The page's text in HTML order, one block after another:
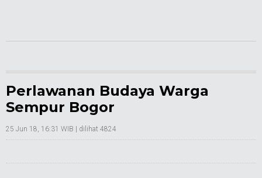
Perlawanan Budaya Warga
Sempur Bogor
25 Jun 18, 16:31 WIB | dilihat 4824